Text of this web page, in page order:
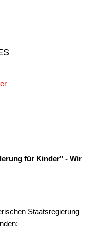
für Kinder" - Wir
Staatsregierung